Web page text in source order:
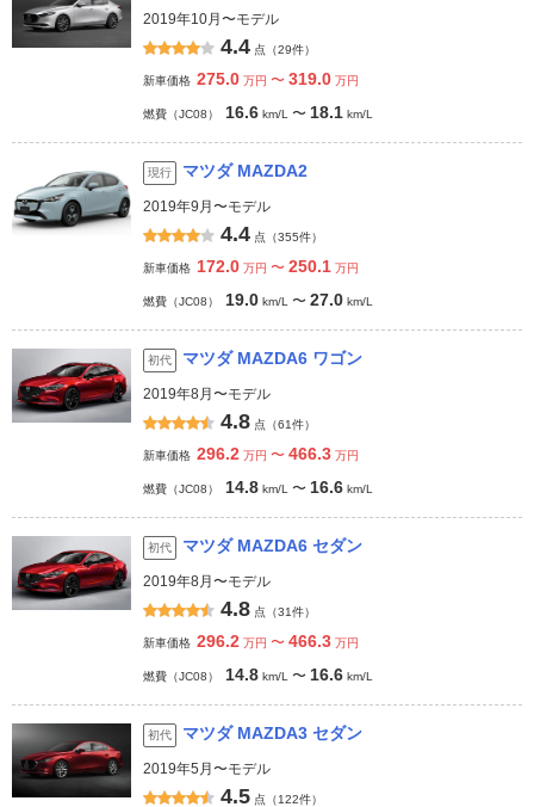
2019年10月〜モデル
4.4 点（29件）
新車価格 275.0 万円 〜 319.0 万円
燃費（JC08） 16.6 km/L 〜 18.1 km/L
現行 マツダ MAZDA2
2019年9月〜モデル
4.4 点（355件）
新車価格 172.0 万円 〜 250.1 万円
燃費（JC08） 19.0 km/L 〜 27.0 km/L
初代 マツダ MAZDA6 ワゴン
2019年8月〜モデル
4.8 点（61件）
新車価格 296.2 万円 〜 466.3 万円
燃費（JC08） 14.8 km/L 〜 16.6 km/L
初代 マツダ MAZDA6 セダン
2019年8月〜モデル
4.8 点（31件）
新車価格 296.2 万円 〜 466.3 万円
燃費（JC08） 14.8 km/L 〜 16.6 km/L
初代 マツダ MAZDA3 セダン
2019年5月〜モデル
4.5 点（122件）